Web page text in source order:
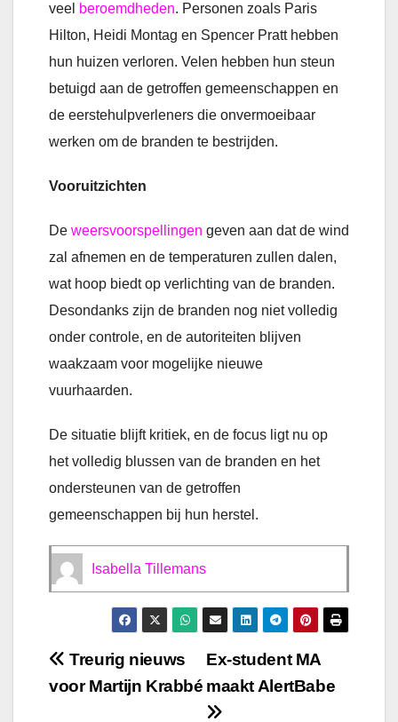
veel beroemdheden. Personen zoals Paris
Hilton, Heidi Montag en Spencer Pratt hebben
hun huizen verloren. Velen hebben hun steun
betuigd aan de getroffen gemeenschappen en
de eerstehulpverleners die onvermoeibaar
werken om de branden te bestrijden.
Vooruitzichten
De weersvoorspellingen geven aan dat de wind
zal afnemen en de temperaturen zullen dalen,
wat hoop biedt op verlichting van de branden.
Desondanks zijn de branden nog niet volledig
onder controle, en de autoriteiten blijven
waakzaam voor mogelijke nieuwe
vuurhaarden.
De situatie blijft kritiek, en de focus ligt nu op
het volledig blussen van de branden en het
ondersteunen van de getroffen
gemeenschappen bij hun herstel.
Isabella Tillemans
Bericht
navigatie
Ex-student MA
maakt AlertBabe
Treurig nieuws
voor Martijn Krabbé